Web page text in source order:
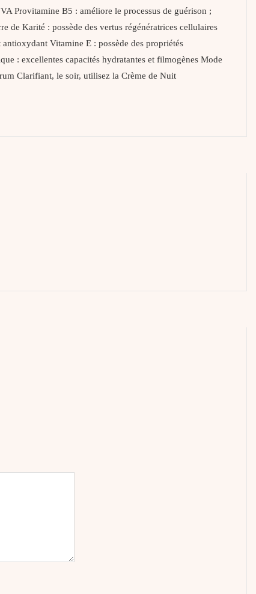
Provitamine B5 : améliore le processus de guérison ;
de Karité : possède des vertus régénératrices cellulaires
Vitamine E : possède des propriétés
: excellentes capacités hydratantes et filmogènes Mode
Clarifiant, le soir, utilisez la Crème de Nuit